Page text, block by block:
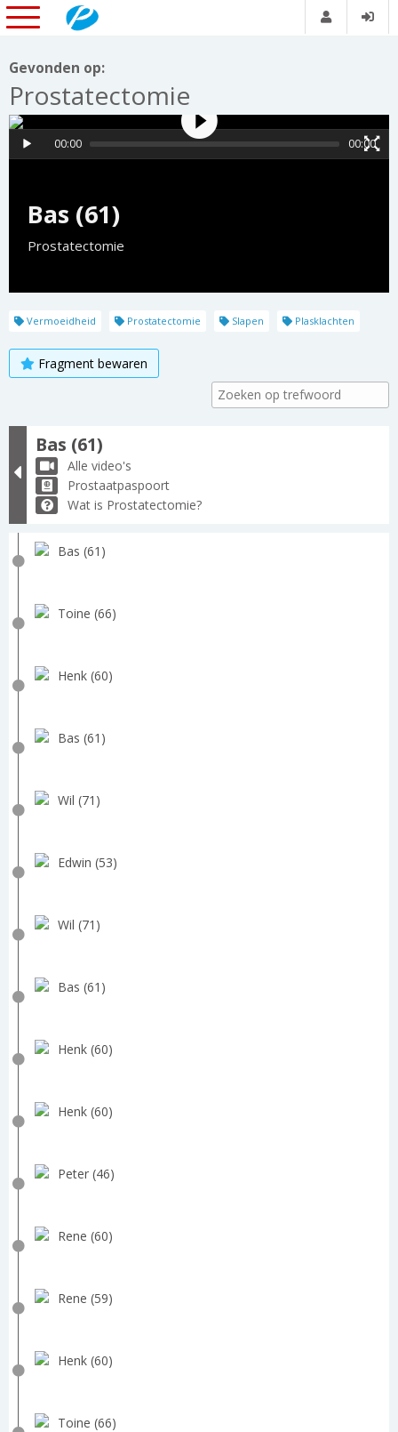
Gevonden op:
Prostatectomie
Bas (61)
Prostatectomie
00:00 00:00
Vermoeidheid Prostatectomie Slapen Plasklachten
Fragment bewaren
Bas (61)
Alle video's
Prostaatpaspoort
Wat is Prostatectomie?
Bas (61)
Toine (66)
Henk (60)
Bas (61)
Wil (71)
Edwin (53)
Wil (71)
Bas (61)
Henk (60)
Henk (60)
Peter (46)
Rene (60)
Rene (59)
Henk (60)
Toine (66)